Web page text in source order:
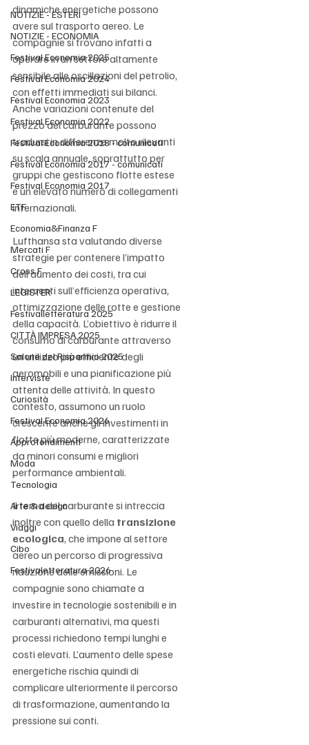
NOTIZIE - ESTERI
NOTIZIE - ECONOMIA
Festival Economia 2025
Festival Economia 2024
Festival Economia 2023
Festival Economia 2022
Festival Economia 2018 - comunicati
Festival Economia 2017 - comunicati
Festival Economia 2017
ETF
Economia&Finanza F
Mercati F
Cross F
LEGISTER
Festivalletteratura 2025
CITTÀ IMPRESA 2025
Salone del Risparmio 2025
Interviste
Curiosità
Festival Economia 2026
Approfondimenti
Moda
Tecnologia
Arte & design
Viaggi
Cibo
Festivaletteratura 2026
dinamiche energetiche possono
avere sul trasporto aereo. Le
compagnie si trovano infatti a
operare in un settore altamente
sensibile alle oscillazioni del petrolio,
con effetti immediati sui bilanci.
Anche variazioni contenute del
prezzo del carburante possono
tradursi in differenze molto rilevanti
su scala annuale, soprattutto per
gruppi che gestiscono flotte estese
e un elevato numero di collegamenti
internazionali.
Lufthansa sta valutando diverse
strategie per contenere l’impatto
dell’aumento dei costi, tra cui
interventi sull’efficienza operativa,
ottimizzazione delle rotte e gestione
della capacità. L’obiettivo è ridurre il
consumo di carburante attraverso
un utilizzo più efficiente degli
aeromobili e una pianificazione più
attenta delle attività. In questo
contesto, assumono un ruolo
crescente anche gli investimenti in
flotte più moderne, caratterizzate
da minori consumi e migliori
performance ambientali.
Il tema del carburante si intreccia
inoltre con quello della transizione
ecologica, che impone al settore
aereo un percorso di progressiva
riduzione delle emissioni. Le
compagnie sono chiamate a
investire in tecnologie sostenibili e in
carburanti alternativi, ma questi
processi richiedono tempi lunghi e
costi elevati. L’aumento delle spese
energetiche rischia quindi di
complicare ulteriormente il percorso
di trasformazione, aumentando la
pressione sui conti.